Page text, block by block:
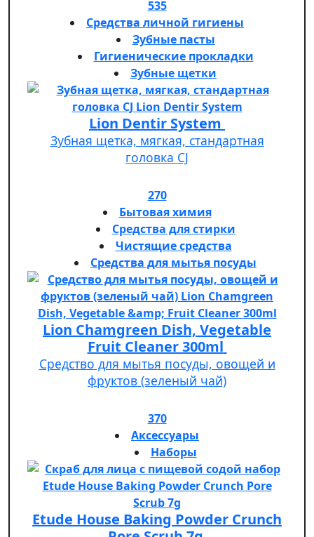
535
Средства личной гигиены
Зубные пасты
Гигиенические прокладки
Зубные щетки
Lion Dentir System
Зубная щетка, мягкая, стандартная
головка СJ
270
Бытовая химия
Средства для стирки
Чистящие средства
Средства для мытья посуды
Lion Chamgreen Dish, Vegetable
Fruit Cleaner 300ml
Средство для мытья посуды, овощей и
фруктов (зеленый чай)
370
Аксессуары
Наборы
Etude House Baking Powder Crunch